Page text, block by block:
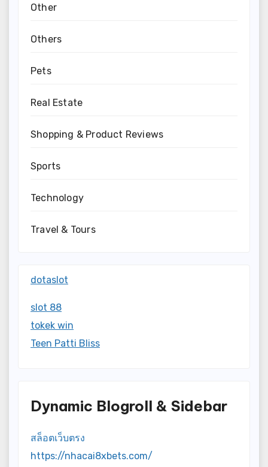
Other
Others
Pets
Real Estate
Shopping & Product Reviews
Sports
Technology
Travel & Tours
dotaslot
slot 88
tokek win
Teen Patti Bliss
Dynamic Blogroll & Sidebar
สล็อตเว็บตรง
https://nhacai8xbets.com/